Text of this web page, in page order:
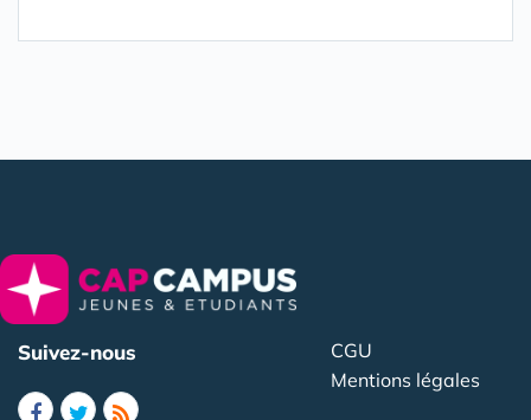
Suivez-nous
CGU
Mentions légales